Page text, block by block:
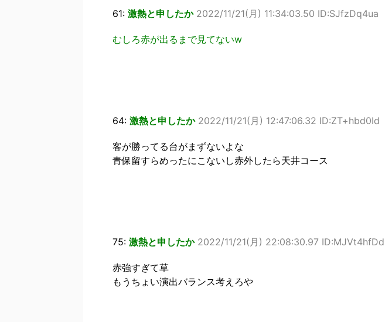
61: 激熱と申したか 2022/11/21(月) 11:34:03.50 ID:SJfzDq4ua
むしろ赤が出るまで見てないw
64: 激熱と申したか 2022/11/21(月) 12:47:06.32 ID:ZT+hbd0Id
客が勝ってる台がまずないよな
青保留すらめったにこないし赤外したら天井コース
75: 激熱と申したか 2022/11/21(月) 22:08:30.97 ID:MJVt4hfDd
赤強すぎて草
もうちょい演出バランス考えろや